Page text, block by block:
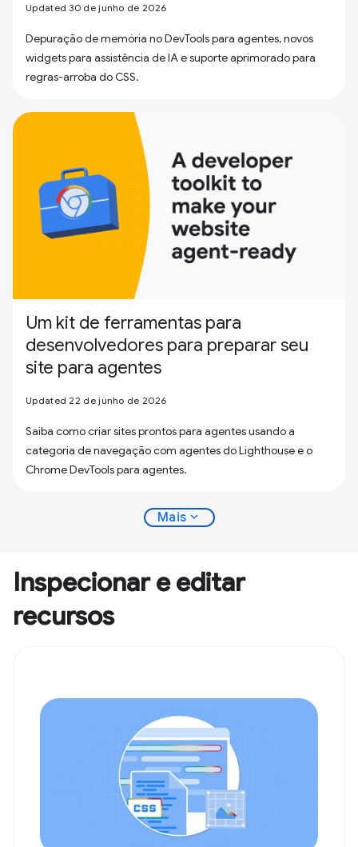
Updated 30 de junho de 2026
Depuração de memória no DevTools para agentes, novos
widgets para assistência de IA e suporte aprimorado para
regras-arroba do CSS.
Um kit de ferramentas para
desenvolvedores para preparar seu
site para agentes
Updated 22 de junho de 2026
Saiba como criar sites prontos para agentes usando a
categoria de navegação com agentes do Lighthouse e o
Chrome DevTools para agentes.
Mais expand_more
Inspecionar e editar
recursos